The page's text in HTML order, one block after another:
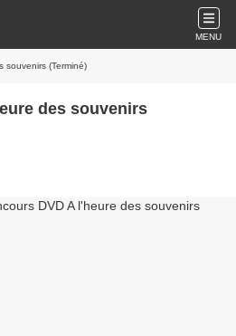
MENU
souvenirs (Terminé)
des souvenirs